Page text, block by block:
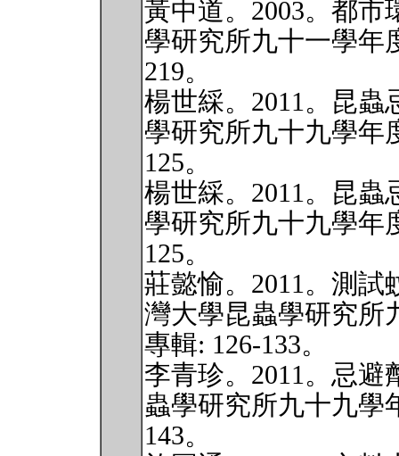
黃中道。2003。都
學研究所九十一學年
219。
楊世綵。2011。昆
學研究所九十九學年
125。
楊世綵。2011。昆
學研究所九十九學年
125。
莊懿愉。2011。測
灣大學昆蟲學研究所
專輯: 126-133。
李青珍。2011。忌
蟲學研究所九十九學
143。